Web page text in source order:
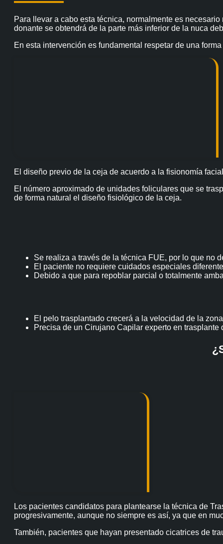
Para llevar a cabo esta técnica, normalmente es
donante se obtendrá de la parte más inferior de la nuca
En esta intervención es fundamental respetar de una
El diseño previo de la ceja de acuerdo a la fisionomía
El número aproximado de unidades foliculares que se
de forma natural el diseño fisiológico de la ceja.
Se realiza a través de la técnica FUE, por lo que no
El paciente no requiere cuidados especiales
Debido a que para repoblar parcial o totalmente
El pelo trasplantado crecerá a la velocidad de la
Precisa de un Cirujano Capilar experto en
Los pacientes candidatos para plantearse la técnica de
progresivamente, aunque no siempre es así, ya que en
También, pacientes que hayan presentado cicatrices de